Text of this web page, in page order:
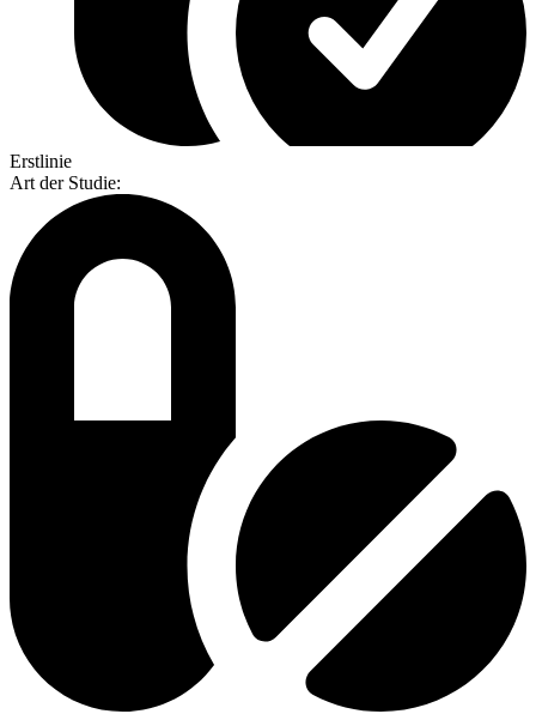
Erstlinie
Art der Studie: